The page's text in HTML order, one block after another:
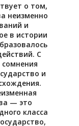
о том,
неизменно
и
в истории
С
сомнения
и
— это
класса